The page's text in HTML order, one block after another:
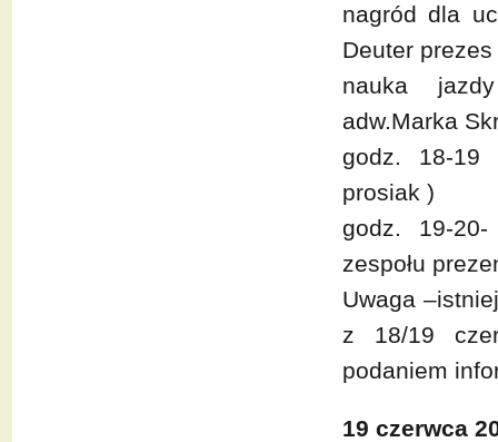
nagród dla
Deuter prezes
nauka
adw.Marka
godz. 18-19
prosiak )
godz. 19-
zespołu
Uwaga
z 18/19
podaniem
19 czerwca